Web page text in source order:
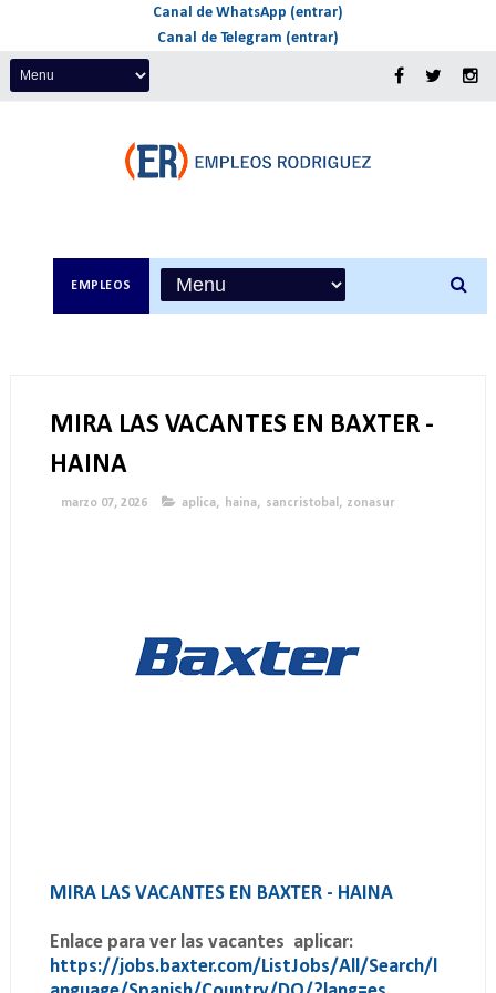
Canal de WhatsApp (entrar)
Canal de Telegram (entrar)
EMPLEOS
MIRA LAS VACANTES EN BAXTER -
HAINA
marzo 07, 2026 aplica, haina, sancristobal, zonasur
MIRA LAS VACANTES EN BAXTER - HAINA
Enlace para ver las vacantes aplicar:
https://jobs.baxter.com/ListJobs/All/Search/l